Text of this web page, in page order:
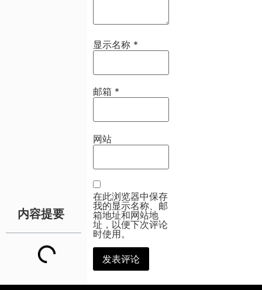
内容提要
显示名称 *
邮箱 *
网站
在此浏览器中保存
我的显示名称、邮
箱地址和网站地
址，以便下次评论
时使用。